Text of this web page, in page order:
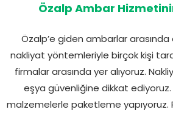
Özalp Ambar
Özalp’e giden ambarlar arasında
nakliyat yöntemleriyle birçok kişi
firmalar arasında yer alıyoruz.
eşya güvenliğine dikkat ediyoruz.
malzemelerle paketleme yapıyoruz.